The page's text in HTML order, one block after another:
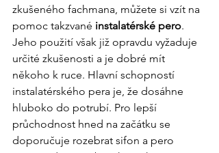
zkušeného fachmana, můžete si vzít na
pomoc takzvané instalatérské pero.
Jeho použití však již opravdu vyžaduje
určité zkušenosti a je dobré mít
někoho k ruce. Hlavní schopností
instalatérského pera je, že dosáhne
hluboko do potrubí. Pro lepší
průchodnost hned na začátku se
doporučuje rozebrat sifon a pero